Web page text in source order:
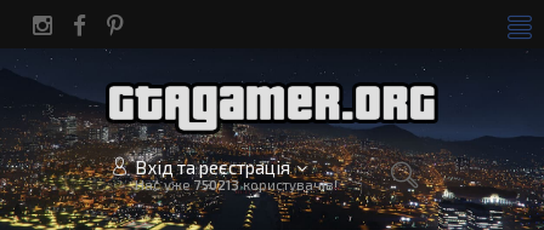
Вхід та реєстрація
Нас уже750213користувачів!